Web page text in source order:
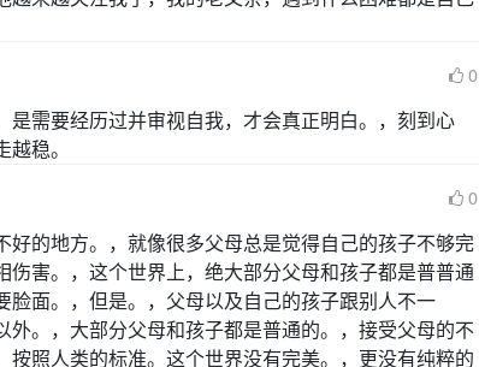
0
需要经历过并审视自我，才会真正明白。，刻到心
稳。
0
的地方。，就像很多父母总是觉得自己的孩子不够完
害。，这个世界上，绝大部分父母和孩子都是普普通
面。，但是。，父母以及自己的孩子跟别人不一
。，大部分父母和孩子都是普通的。，接受父母的不
照人类的标准。这个世界没有完美。，更没有纯粹的